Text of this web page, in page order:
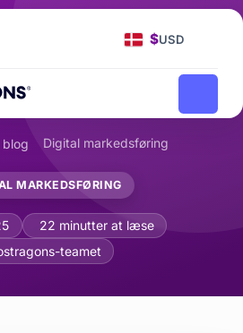
$USD
blog Digital markedsføring
MARKEDSFØRING
af metrics i e-
22 minutter at læse
teamet